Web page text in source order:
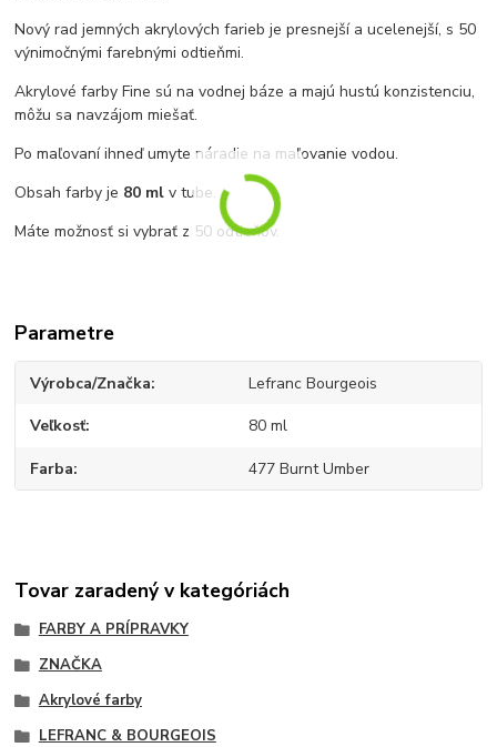
Nový rad jemných akrylových farieb je presnejší a ucelenejší, s 50
výnimočnými farebnými odtieňmi.
Akrylové farby Fine sú na vodnej báze a majú hustú konzistenciu,
môžu sa navzájom miešať.
Po maľovaní ihneď umyte náradie na maľovanie vodou.
Obsah farby je 80 ml v tube.
Máte možnosť si vybrať z 50 odtieňov.
Parametre
Výrobca/Značka Lefranc Bourgeois
Veľkosť 80 ml
Farba 477 Burnt Umber
Tovar zaradený v kategóriách
FARBY A PRÍPRAVKY
ZNAČKA
Akrylové farby
LEFRANC & BOURGEOIS